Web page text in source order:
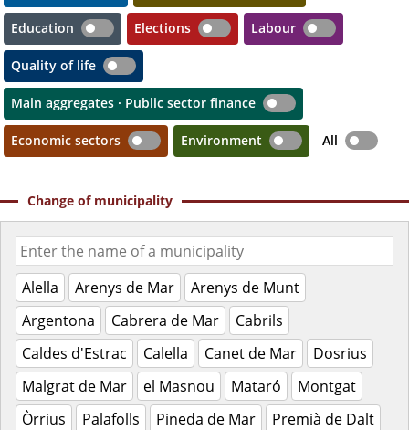
Education Elections Labour
Quality of life
Main aggregates · Public sector finance
Economic sectors Environment All
Change of municipality
Alella Arenys de Mar
Arenys de Munt
Argentona
Cabrera de Mar
Cabrils
Caldes d'Estrac
Calella Canet de Mar
Dosrius
Malgrat de Mar
el Masnou Mataró
Montgat
Òrrius
Palafolls Pineda de Mar
Premià de Dalt